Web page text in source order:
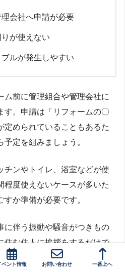
会社へ申請が必要
が使えない
ルが発生しやすい
ム前に管理組合や管理会社に
す。申請は「リフォームの〇
定められていることもあるた
定を組みましょう。
チンやトイレ、浴室などが使
程度使えないケースが多いた
か準備が必要です。
に伴う振動や騒音がつきもの
住む住人に挨拶をするだけで
どのトラブルが起きた場合の
ベント情報 お問い合わせ 一番上へ